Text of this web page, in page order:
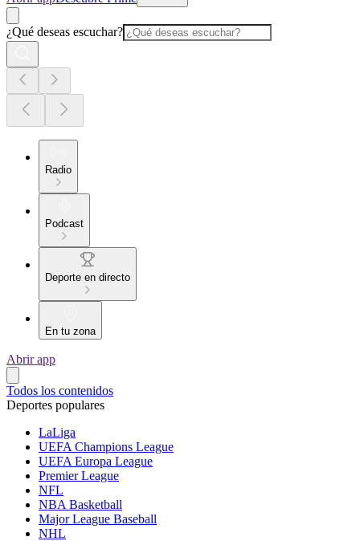
¿Qué deseas escuchar?
Radio
Podcast
Deporte en directo
En tu zona
Abrir app
Todos los contenidos
Deportes populares
LaLiga
UEFA Champions League
UEFA Europa League
Premier League
NFL
NBA Basketball
Major League Baseball
NHL